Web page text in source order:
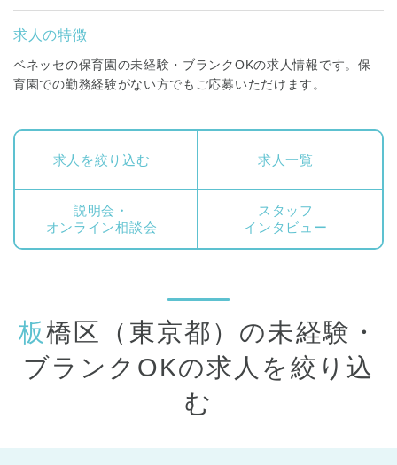
求人の特徴
ベネッセの保育園の未経験・ブランクOKの求人情報です。保
育園での勤務経験がない方でもご応募いただけます。
求人を絞り込む 求人一覧
説明会・
オンライン相談会
スタッフ
インタビュー
板橋区（東京都）の未経験・
ブランクOKの求人を絞り込
む